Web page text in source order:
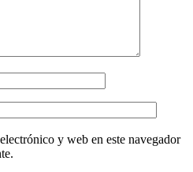
y web en este navegador